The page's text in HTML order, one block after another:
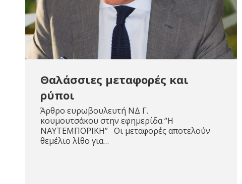
Θαλάσσιες μεταφορές και
ρύποι
Άρθρο ευρωβουλευτή ΝΔ Γ.
κουμουτσάκου στην εφημερίδα “Η
ΝΑΥΤΕΜΠΟΡΙΚΗ” Οι μεταφορές αποτελούν
θεμέλιο λίθο για…